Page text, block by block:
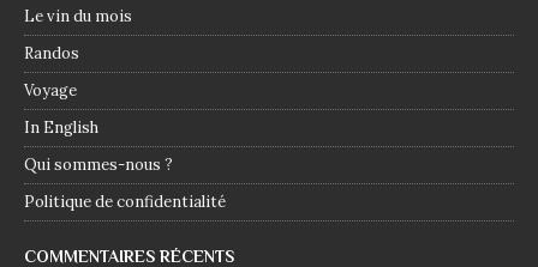
Le vin du mois
Randos
Voyage
In English
Qui sommes-nous ?
Politique de confidentialité
COMMENTAIRES RÉCENTS